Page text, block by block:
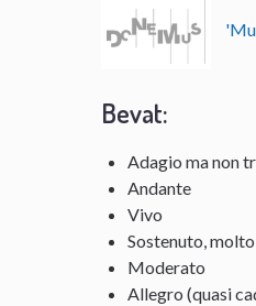
Bevat:
Adagio ma non
Andante
Vivo
Sostenuto,
Moderato
Allegro (quasi